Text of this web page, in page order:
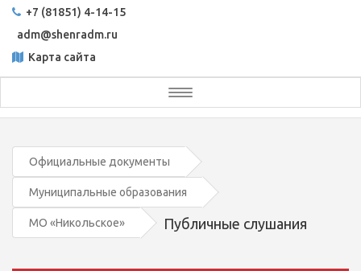
+7 (81851) 4-14-15
adm@shenradm.ru
Карта сайта
Toggle
navigation
Официальные документы
Муниципальные образования
МО «Никольское» Публичные слушания